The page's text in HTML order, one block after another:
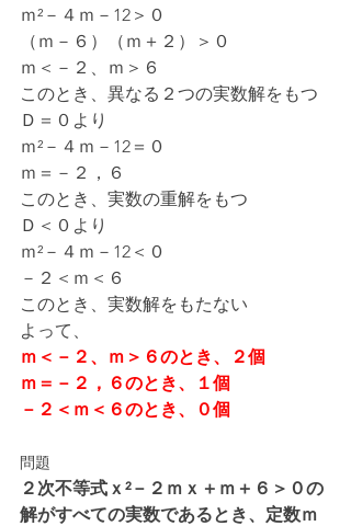
ｍ²－４ｍ－12＞０
（ｍ－６）（ｍ＋２）＞０
ｍ＜－２、ｍ＞６
このとき、異なる２つの実数解をもつ
Ｄ＝０より
ｍ²－４ｍ－12＝０
ｍ＝－２，６
このとき、実数の重解をもつ
Ｄ＜０より
ｍ²－４ｍ－12＜０
－２＜ｍ＜６
このとき、実数解をもたない
よって、
ｍ＜－２、ｍ＞６のとき、２個
ｍ＝－２，６のとき、１個
－２＜ｍ＜６のとき、０個
問題
２次不等式ｘ²－２ｍｘ＋ｍ＋６＞０の
解がすべての実数であるとき、定数ｍ